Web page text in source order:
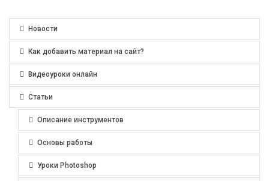
Новости
Как добавить материал на сайт?
Видеоуроки онлайн
Статьи
Описание инструментов
Основы работы
Уроки Photoshop